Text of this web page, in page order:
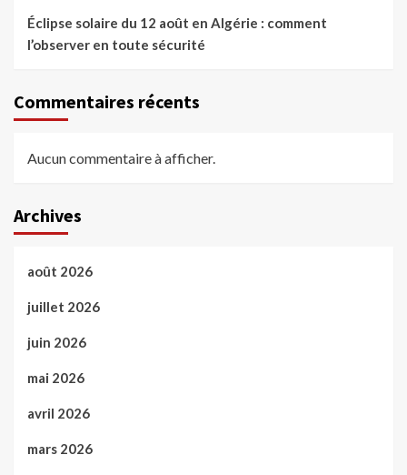
Éclipse solaire du 12 août en Algérie : comment
l’observer en toute sécurité
Commentaires récents
Aucun commentaire à afficher.
Archives
août 2026
juillet 2026
juin 2026
mai 2026
avril 2026
mars 2026